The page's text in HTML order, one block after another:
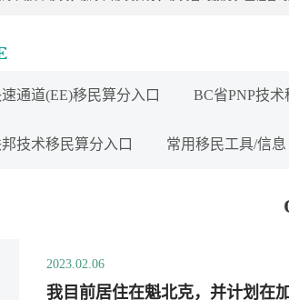
通道(EE)移民算分入口 BC省PNP技术
技术移民算分入口 常用移民工具/信息
2023.02.06
我目前居住在魁北克，并计划在